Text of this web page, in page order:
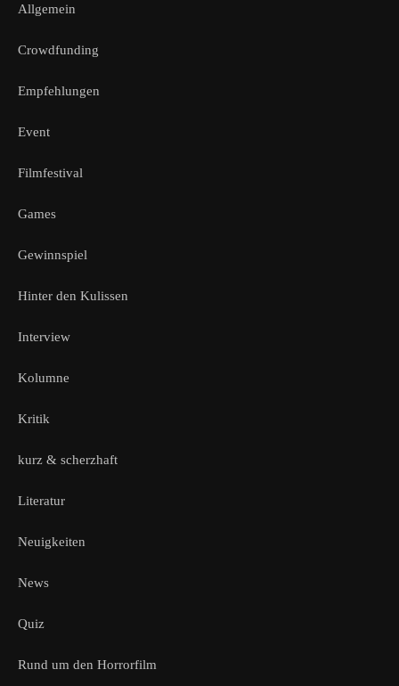
Allgemein
Crowdfunding
Empfehlungen
Event
Filmfestival
Games
Gewinnspiel
Hinter den Kulissen
Interview
Kolumne
Kritik
kurz & scherzhaft
Literatur
Neuigkeiten
News
Quiz
Rund um den Horrorfilm